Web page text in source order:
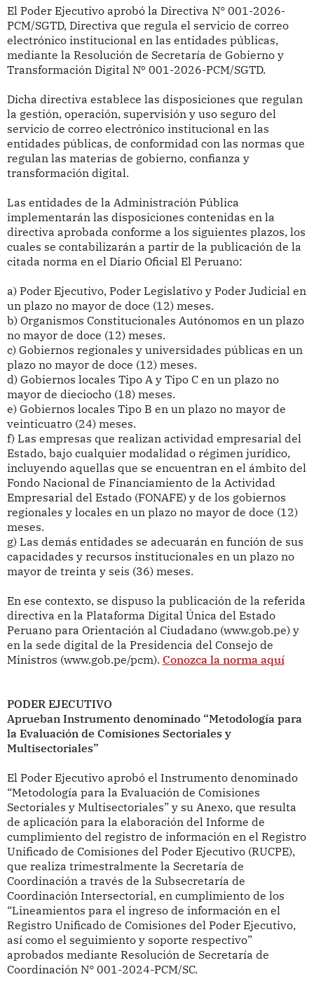
El Poder Ejecutivo aprobó la Directiva N° 001-2026-
PCM/SGTD, Directiva que regula el servicio de correo
electrónico institucional en las entidades públicas,
mediante la Resolución de Secretaría de Gobierno y
Transformación Digital Nº 001-2026-PCM/SGTD.
Dicha directiva establece las disposiciones que regulan
la gestión, operación, supervisión y uso seguro del
servicio de correo electrónico institucional en las
entidades públicas, de conformidad con las normas que
regulan las materias de gobierno, confianza y
transformación digital.
Las entidades de la Administración Pública
implementarán las disposiciones contenidas en la
directiva aprobada conforme a los siguientes plazos, los
cuales se contabilizarán a partir de la publicación de la
citada norma en el Diario Oficial El Peruano:
a) Poder Ejecutivo, Poder Legislativo y Poder Judicial en
un plazo no mayor de doce (12) meses.
b) Organismos Constitucionales Autónomos en un plazo
no mayor de doce (12) meses.
c) Gobiernos regionales y universidades públicas en un
plazo no mayor de doce (12) meses.
d) Gobiernos locales Tipo A y Tipo C en un plazo no
mayor de dieciocho (18) meses.
e) Gobiernos locales Tipo B en un plazo no mayor de
veinticuatro (24) meses.
f) Las empresas que realizan actividad empresarial del
Estado, bajo cualquier modalidad o régimen jurídico,
incluyendo aquellas que se encuentran en el ámbito del
Fondo Nacional de Financiamiento de la Actividad
Empresarial del Estado (FONAFE) y de los gobiernos
regionales y locales en un plazo no mayor de doce (12)
meses.
g) Las demás entidades se adecuarán en función de sus
capacidades y recursos institucionales en un plazo no
mayor de treinta y seis (36) meses.
En ese contexto, se dispuso la publicación de la referida
directiva en la Plataforma Digital Única del Estado
Peruano para Orientación al Ciudadano (www.gob.pe) y
en la sede digital de la Presidencia del Consejo de
Ministros (www.gob.pe/pcm). Conozca la norma aquí
PODER EJECUTIVO
Aprueban Instrumento denominado “Metodología para
la Evaluación de Comisiones Sectoriales y
Multisectoriales”
El Poder Ejecutivo aprobó el Instrumento denominado
“Metodología para la Evaluación de Comisiones
Sectoriales y Multisectoriales” y su Anexo, que resulta
de aplicación para la elaboración del Informe de
cumplimiento del registro de información en el Registro
Unificado de Comisiones del Poder Ejecutivo (RUCPE),
que realiza trimestralmente la Secretaría de
Coordinación a través de la Subsecretaría de
Coordinación Intersectorial, en cumplimiento de los
“Lineamientos para el ingreso de información en el
Registro Unificado de Comisiones del Poder Ejecutivo,
así como el seguimiento y soporte respectivo”
aprobados mediante Resolución de Secretaría de
Coordinación N° 001-2024-PCM/SC.